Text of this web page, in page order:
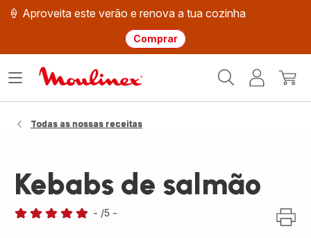
🍦 Aproveita este verão e renova a tua cozinha
Comprar
Moulinex
O
Abrir
Todas as nossas receitas
Kebabs de salmão
- /5 -